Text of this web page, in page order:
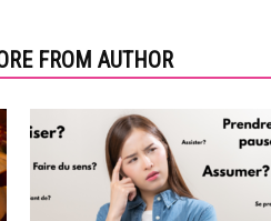
FROM AUTHOR